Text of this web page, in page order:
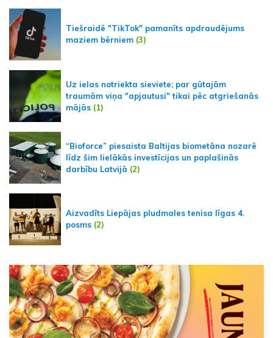
Tiešraidē "TikTok" pamanīts apdraudējums
maziem bērniem (3)
Uz ielas notriekta sieviete; par gūtajām
traumām viņa "apjautusi" tikai pēc atgriešanās
mājās (1)
“Bioforce” piesaista Baltijas biometāna nozarē
līdz šim lielākās investīcijas un paplašinās
darbību Latvijā (2)
Aizvadīts Liepājas pludmales tenisa līgas 4.
posms (2)